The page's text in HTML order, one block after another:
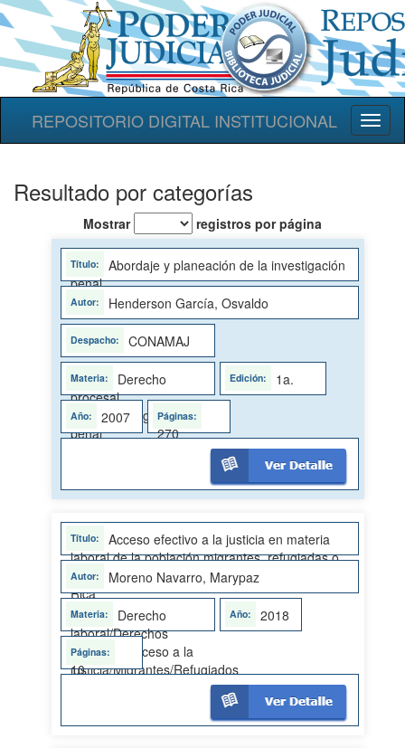
REPOSITORIO DIGITAL INSTITUCIONAL
Resultado por categorías
Mostrar registros por página
Abordaje y planeación de la investigación
penal
Henderson García, Osvaldo
CONAMAJ
Derecho
procesal
penal/Investigación
penal
1a.
2007
270
Acceso efectivo a la justicia en materia
laboral de la población migrantes, refugiadas o
en solicitud de condición de refugio en Costa
Rica
Moreno Navarro, Marypaz
Derecho
laboral/Derechos
humanos/Acceso a la
justicia/Migrantes/Refugiados
2018
10